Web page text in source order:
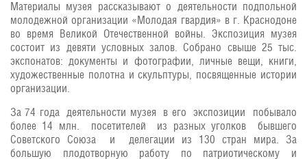
Материалы музея рассказывают о деятельности подпольной
молодежной организации «Молодая гвардия» в г. Краснодоне
во время Великой Отечественной войны. Экспозиция музея
состоит из девяти условных залов. Собрано свыше 25 тыс.
экспонатов: документы и фотографии, личные вещи, книги,
художественные полотна и скульптуры, посвященные истории
организации.
За 74 года деятельности музея в его экспозиции побывало
более 14 млн. посетителей из разных уголков бывшего
Советского Союза и делегации из 130 стран мира. За
большую плодотворную работу по патриотическому и